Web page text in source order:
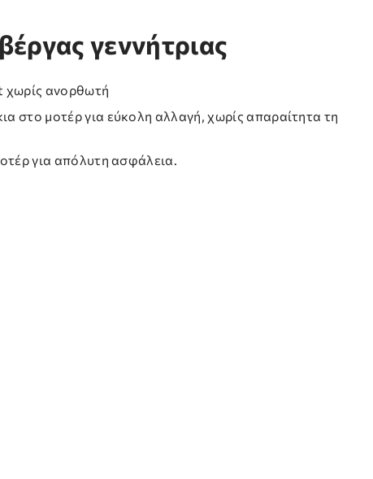
γεννήτριας
χωρίς ανορθωτή
στο μοτέρ για εύκολη αλλαγή, χωρίς απαραίτητα τη
για απόλυτη ασφάλεια.